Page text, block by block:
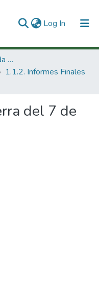
Log In (current)
1. Investigación Financiada con Recursos Públicos
1.1.2. Informes Finales
del 7 de